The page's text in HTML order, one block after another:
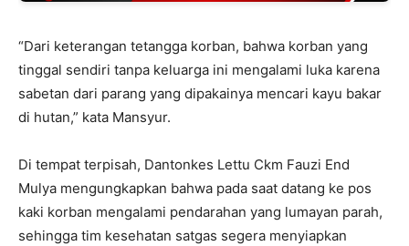
“Dari keterangan tetangga korban, bahwa korban yang
tinggal sendiri tanpa keluarga ini mengalami luka karena
sabetan dari parang yang dipakainya mencari kayu bakar
di hutan,” kata Mansyur.
Di tempat terpisah, Dantonkes Lettu Ckm Fauzi End
Mulya mengungkapkan bahwa pada saat datang ke pos
kaki korban mengalami pendarahan yang lumayan parah,
sehingga tim kesehatan satgas segera menyiapkan